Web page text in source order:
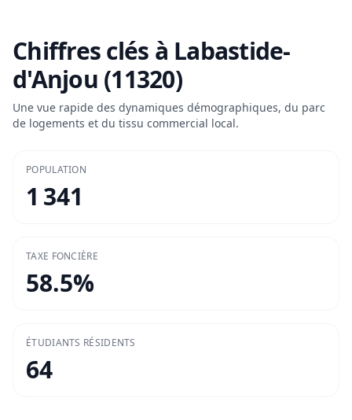
Chiffres clés à Labastide-
d'Anjou (11320)
Une vue rapide des dynamiques démographiques, du parc
de logements et du tissu commercial local.
POPULATION
1 341
TAXE FONCIÈRE
58.5%
ÉTUDIANTS RÉSIDENTS
64